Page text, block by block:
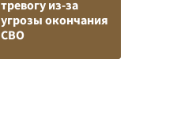
тревогу из-за
угрозы окончания
СВО